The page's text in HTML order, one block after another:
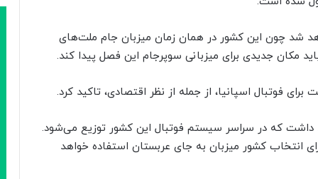
شد چون این کشور در همان زمان میزبان جام ملت‌های
مکان جدیدی برای میزبانی سوپرجام این فصل پیدا کند.
فوتبال اسپانیا، از جمله از نظر اقتصادی، تاکید کرد.
یورو درآمد خواهد داشت که در سراسر سیستم فوتبال این کشور توزیع می‌شود.
انتخاب کشور میزبان به جای عربستان استفاده خواهد